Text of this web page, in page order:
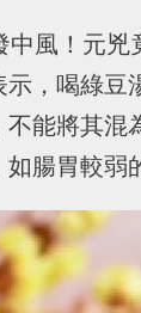
風！元
，喝綠豆
能將其
腸胃較弱